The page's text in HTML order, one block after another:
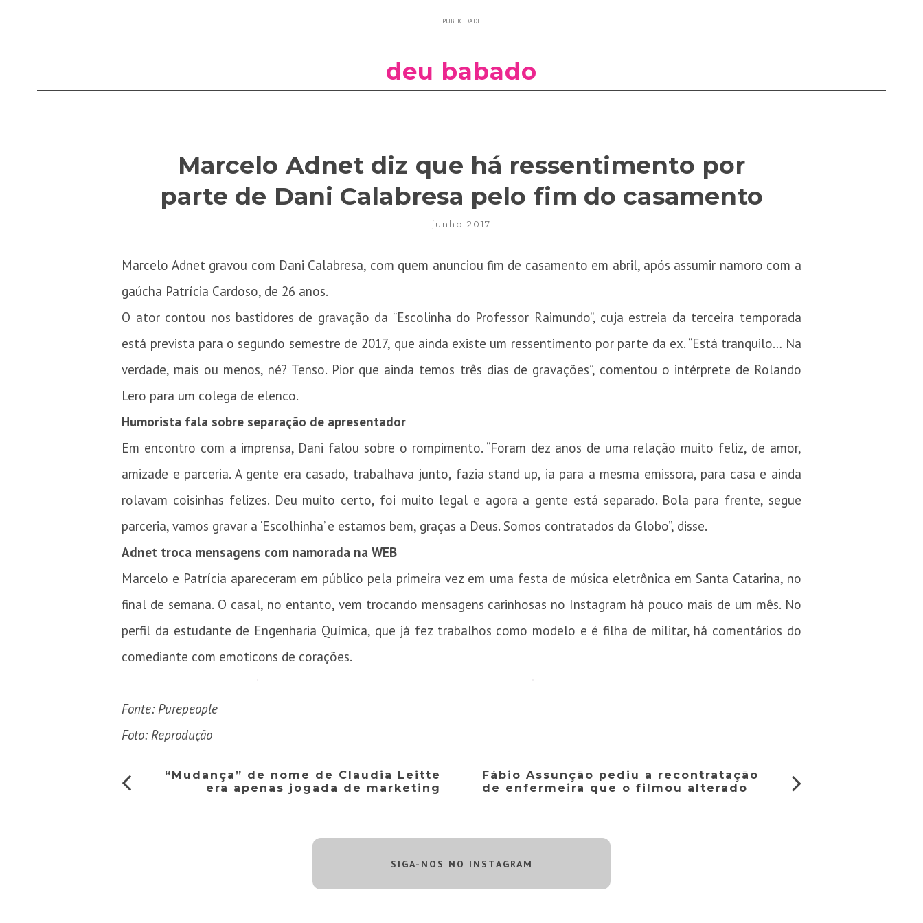
PUBLICIDADE
deu babado
Marcelo Adnet diz que há ressentimento por
parte de Dani Calabresa pelo fim do casamento
junho 2017
Marcelo Adnet gravou com Dani Calabresa, com quem anunciou fim de casamento em abril, após assumir namoro com a
gaúcha Patrícia Cardoso, de 26 anos.
O ator contou nos bastidores de gravação da “Escolinha do Professor Raimundo”, cuja estreia da terceira temporada
está prevista para o segundo semestre de 2017, que ainda existe um ressentimento por parte da ex. “Está tranquilo… Na
verdade, mais ou menos, né? Tenso. Pior que ainda temos três dias de gravações”, comentou o intérprete de Rolando
Lero para um colega de elenco.
Humorista fala sobre separação de apresentador
Em encontro com a imprensa, Dani falou sobre o rompimento. “Foram dez anos de uma relação muito feliz, de amor,
amizade e parceria. A gente era casado, trabalhava junto, fazia stand up, ia para a mesma emissora, para casa e ainda
rolavam coisinhas felizes. Deu muito certo, foi muito legal e agora a gente está separado. Bola para frente, segue
parceria, vamos gravar a ‘Escolhinha’ e estamos bem, graças a Deus. Somos contratados da Globo”, disse.
Adnet troca mensagens com namorada na WEB
Marcelo e Patrícia apareceram em público pela primeira vez em uma festa de música eletrônica em Santa Catarina, no
final de semana. O casal, no entanto, vem trocando mensagens carinhosas no Instagram há pouco mais de um mês. No
perfil da estudante de Engenharia Química, que já fez trabalhos como modelo e é filha de militar, há comentários do
comediante com emoticons de corações.
Fonte: Purepeople
Foto: Reprodução
“Mudança” de nome de Claudia Leitte
era apenas jogada de marketing
Fábio Assunção pediu a recontratação
de enfermeira que o filmou alterado
SIGA-NOS NO INSTAGRAM